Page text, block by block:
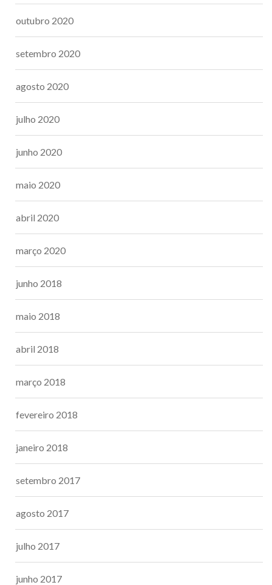
outubro 2020
setembro 2020
agosto 2020
julho 2020
junho 2020
maio 2020
abril 2020
março 2020
junho 2018
maio 2018
abril 2018
março 2018
fevereiro 2018
janeiro 2018
setembro 2017
agosto 2017
julho 2017
junho 2017